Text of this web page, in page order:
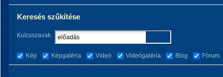
Keresés szűkítése
Kulcsszavak:
Kép Képgaléria Videó Videógaléria Blog Fórum